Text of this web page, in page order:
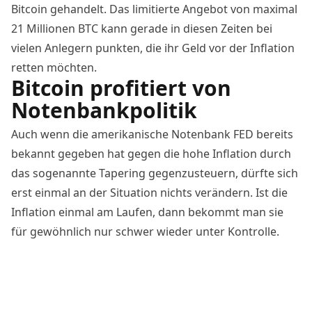
Bitcoin gehandelt. Das limitierte Angebot von maximal
21 Millionen BTC kann gerade in diesen Zeiten bei
vielen Anlegern punkten, die ihr Geld vor der Inflation
retten möchten.
Bitcoin profitiert von
Notenbankpolitik
Auch wenn die amerikanische Notenbank FED bereits
bekannt gegeben hat gegen die hohe Inflation durch
das sogenannteTapering gegenzusteuern, dürfte sich
erst einmal an der Situation nichts verändern. Ist die
Inflation einmal am Laufen, dann bekommt man sie
für gewöhnlich nur schwer wieder unter Kontrolle.